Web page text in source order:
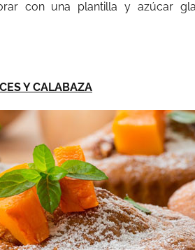
con una plantilla y azúcar
Y CALABAZA